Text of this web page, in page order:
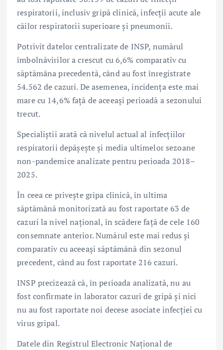
respiratorii, inclusiv gripă clinică, infecții acute ale
căilor respiratorii superioare și pneumonii.
Potrivit datelor centralizate de INSP, numărul
îmbolnăvirilor a crescut cu 6,6% comparativ cu
săptămâna precedentă, când au fost înregistrate
54.562 de cazuri. De asemenea, incidența este mai
mare cu 14,6% față de aceeași perioadă a sezonului
trecut.
Specialiștii arată că nivelul actual al infecțiilor
respiratorii depășește și media ultimelor sezoane
non-pandemice analizate pentru perioada 2018–
2025.
În ceea ce privește gripa clinică, în ultima
săptămână monitorizată au fost raportate 63 de
cazuri la nivel național, în scădere față de cele 160
consemnate anterior. Numărul este mai redus și
comparativ cu aceeași săptămână din sezonul
precedent, când au fost raportate 216 cazuri.
INSP precizează că, în perioada analizată, nu au
fost confirmate în laborator cazuri de gripă și nici
nu au fost raportate noi decese asociate infecției cu
virus gripal.
Datele din Registrul Electronic Național de